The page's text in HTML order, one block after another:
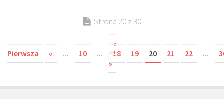
Strona 20 z 30
«
Pierwsza
« ... 10 ... 18 19 20 21 22 ...
»